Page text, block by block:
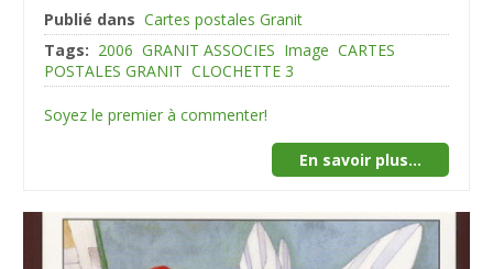
Publié dans Cartes postales Granit
Tags: 2006 GRANIT ASSOCIES Image CARTES
POSTALES GRANIT CLOCHETTE 3
Soyez le premier à commenter!
En savoir plus...